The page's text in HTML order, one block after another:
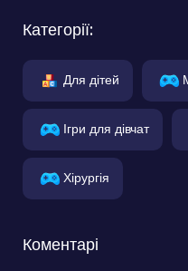
Категорії:
Для дітей
Ігри для дівчат
Хірургія
Коментарі